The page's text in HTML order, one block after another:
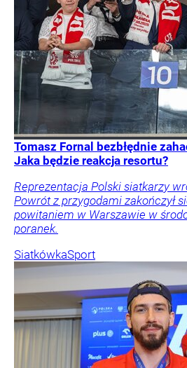
Tomasz Fornal bezbłędnie
Jaka będzie reakcja resortu?
Reprezentacja Polski siatkarzy
Powrót z przygodami zakończył
powitaniem w Warszawie w
poranek.
SiatkówkaSport